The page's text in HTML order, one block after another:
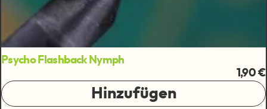
Psycho Flashback Nymph
1,90 €
Hinzufügen